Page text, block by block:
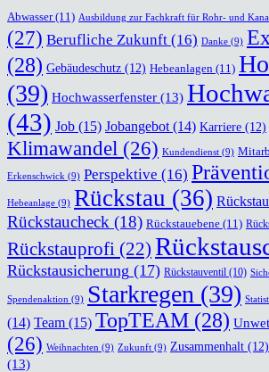
Abwasser(11) Ausbildung zur Fachkraft für Rohr- und
(27) Berufliche Zukunft (16) Danke (9)
(28) Gebäudeschutz (12) Hebeanlagen (11)
(39) Hochwasserfenster (13)
(43) Job (15) Jobangebot (14) Karriere (12)
Klimawandel (26) Kundendienst (9)
Erkenschwick (9) Perspektive (16)
Hebeanlage (9) Rückstau (36)
Rückstaucheck (18) Rückstauebene (11)
Rückstauprofi (22)
Rückstausicherung (17) Rückstauventil (10)
Spendenaktion (9) Starkregen (39)
(14) Team (15) TopTEAM (28)
(26) Weihnachten (9) Zukunft (9) Zusammenhalt (12)
(13)